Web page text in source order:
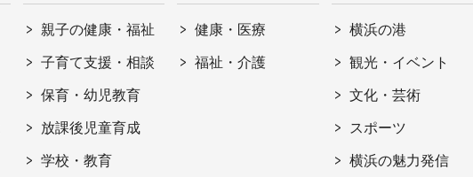
親子の健康・福祉
子育て支援・相談
保育・幼児教育
放課後児童育成
学校・教育
健康・医療
福祉・介護
横浜の港
観光・イベント
文化・芸術
スポーツ
横浜の魅力発信